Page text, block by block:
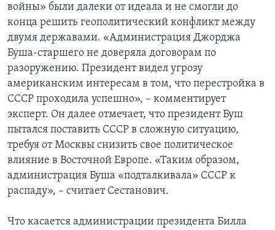
войны» были далеки от идеала и не смогли до
конца решить геополитический конфликт между
двумя державами. «Администрация Джорджа
Буша-старшего не доверяла договорам по
разоружению. Президент видел угрозу
американским интересам в том, что перестройка в
СССР проходила успешно», – комментирует
эксперт. Он далее отмечает, что президент Буш
пытался поставить СССР в сложную ситуацию,
требуя от Москвы снизить свое политическое
влияние в Восточной Европе. «Таким образом,
администрация Буша «подталкивала» СССР к
распаду», – считает Сестанович.
Что касается администрации президента Билла